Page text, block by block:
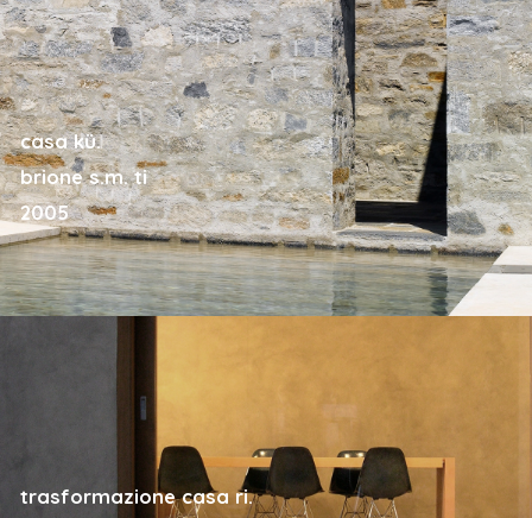
casa kü.
brione s.m. ti
2005
trasformazione casa ri.